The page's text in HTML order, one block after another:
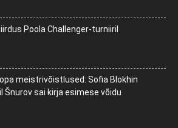
Poola Challenger-turniiril
meistrivõistlused: Sofia Blokhin
Šnurov sai kirja esimese võidu